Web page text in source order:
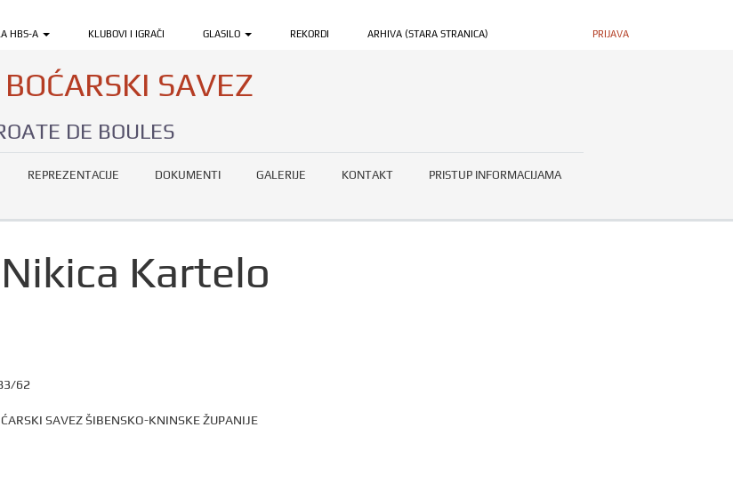
HBS-A KLUBOVI I IGRAČI GLASILO REKORDI ARHIVA (STARA STRANICA) PRIJAVA
SAVEZ
DE BOULES
REPREZENTACIJE DOKUMENTI GALERIJE KONTAKT PRISTUP INFORMACIJAMA
Nikica Kartelo
62
SAVEZ ŠIBENSKO-KNINSKE ŽUPANIJE